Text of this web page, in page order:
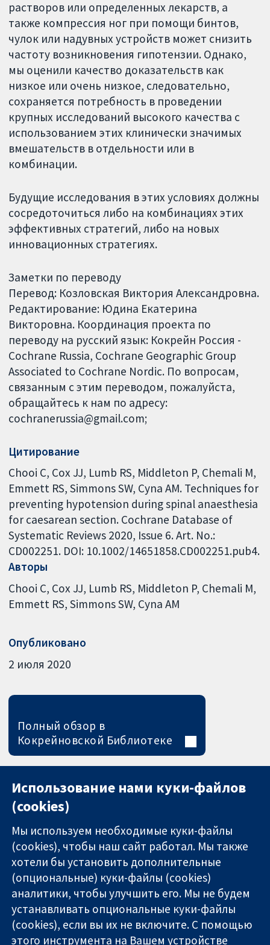
растворов или определенных лекарств, а
также компрессия ног при помощи бинтов,
чулок или надувных устройств может снизить
частоту возникновения гипотензии. Однако,
мы оценили качество доказательств как
низкое или очень низкое, следовательно,
сохраняется потребность в проведении
крупных исследований высокого качества с
использованием этих клинически значимых
вмешательств в отдельности или в
комбинации.
Будущие исследования в этих условиях должны
сосредоточиться либо на комбинациях этих
эффективных стратегий, либо на новых
инновационных стратегиях.
Заметки по переводу
Перевод: Козловская Виктория Александровна.
Редактирование: Юдина Екатерина
Викторовна. Координация проекта по
переводу на русский язык: Кокрейн Россия -
Cochrane Russia, Cochrane Geographic Group
Associated to Cochrane Nordic. По вопросам,
связанным с этим переводом, пожалуйста,
обращайтесь к нам по адресу:
cochranerussia@gmail.com;
Цитирование
Chooi C, Cox JJ, Lumb RS, Middleton P, Chemali M,
Emmett RS, Simmons SW, Cyna AM. Techniques for
preventing hypotension during spinal anaesthesia
for caesarean section. Cochrane Database of
Systematic Reviews 2020, Issue 6. Art. No.:
CD002251. DOI: 10.1002/14651858.CD002251.pub4.
Авторы
Chooi C Cox JJ Lumb RS Middleton P Chemali M
Emmett RS Simmons SW Cyna AM
Опубликовано
2 июля 2020
Полный обзор в
Кокрейновской Библиотеке
Надёжные
доказательства
11-13 Cavendish
Square
London
W1G 0AN
Связаться с
нами
Новости
Пресс-
Использование нами куки-файлов
(cookies)
Мы используем необходимые куки-файлы
(cookies), чтобы наш сайт работал. Мы также
хотели бы установить дополнительные
(опциональные) куки-файлы (cookies)
аналитики, чтобы улучшить его. Мы не будем
устанавливать опциональные куки-файлы
(cookies), если вы их не включите. С помощью
этого инструмента на Вашем устройстве